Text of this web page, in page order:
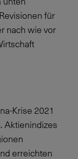
für
nach wie vor
Krise 2021
Aktienindizes
erreichten